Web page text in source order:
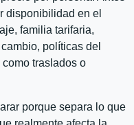
disponibilidad en el
familia tarifaria,
políticas del
traslados o
porque separa lo que